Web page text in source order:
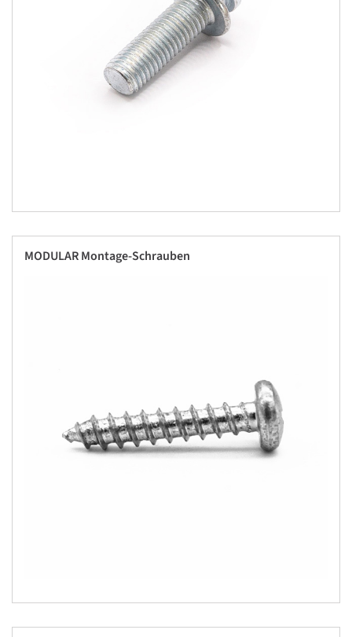
MODULAR Montage-Schrauben